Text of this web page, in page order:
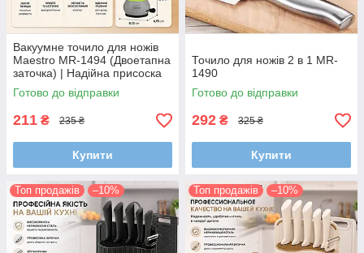
Вакуумне точило для ножів
Maestro MR-1494 (Двоетапна
заточка) | Надійна присоска
до столу
Готово до відправки
211 ₴ 235 ₴
Купити
Точило для ножів 2 в 1 MR-
1490
Готово до відправки
292 ₴ 325 ₴
Купити
Топ продажів –10% Топ продажів –10%